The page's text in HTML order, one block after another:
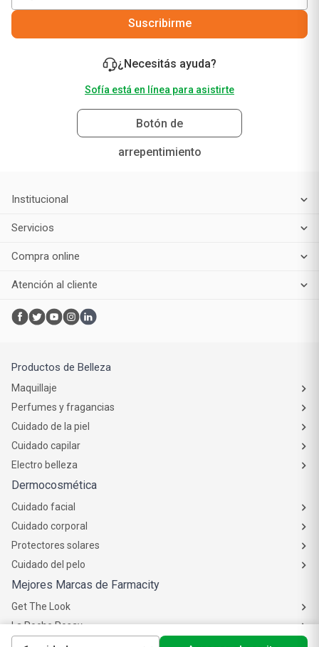
Suscribirme
¿Necesitás ayuda?
Sofía está en línea para asistirte
Botón de
arrepentimiento
Institucional
Servicios
Compra online
Atención al cliente
Productos de Belleza
Maquillaje
Perfumes y fragancias
Cuidado de la piel
Cuidado capilar
Electro belleza
Dermocosmética
Cuidado facial
Cuidado corporal
Protectores solares
Cuidado del pelo
Mejores Marcas de Farmacity
Get The Look
La Roche Posay